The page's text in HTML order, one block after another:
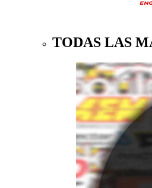
TODAS LAS